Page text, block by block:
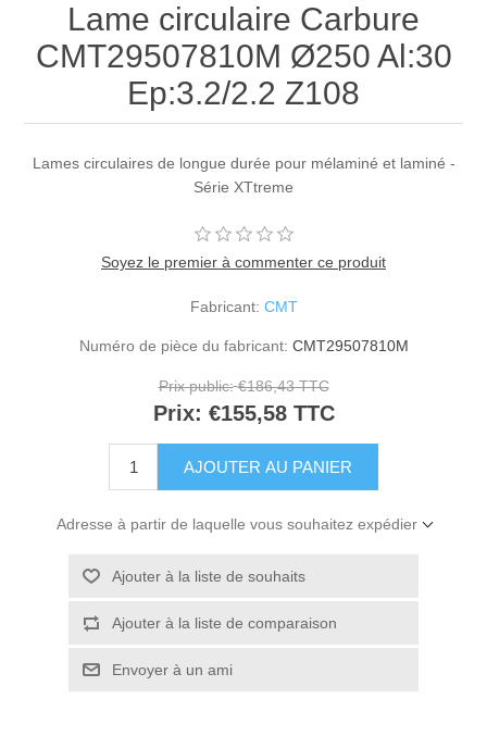
Lame circulaire Carbure
CMT29507810M Ø250 Al:30
Ep:3.2/2.2 Z108
Lames circulaires de longue durée pour mélaminé et laminé -
Série XTtreme
Soyez le premier à commenter ce produit
Fabricant: CMT
Numéro de pièce du fabricant: CMT29507810M
Prix public: €186,43 TTC
Prix: €155,58 TTC
Adresse à partir de laquelle vous souhaitez expédier